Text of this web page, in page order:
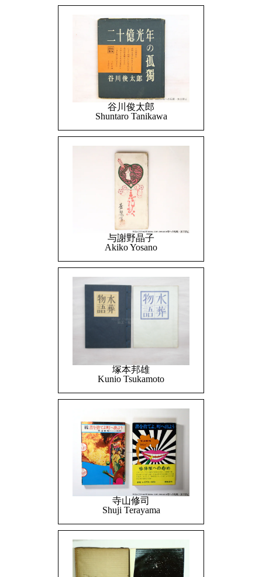
谷川俊太郎
Shuntaro Tanikawa
与謝野晶子
Akiko Yosano
塚本邦雄
Kunio Tsukamoto
寺山修司
Shuji Terayama